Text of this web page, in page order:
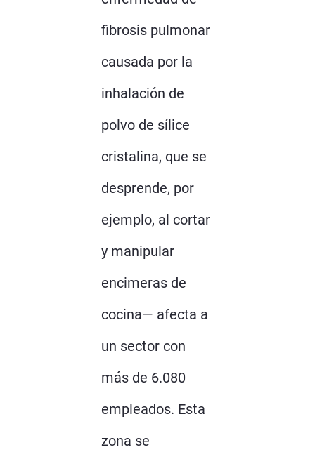
fibrosis pulmonar
causada por la
inhalación de
polvo de sílice
cristalina, que se
desprende, por
ejemplo, al cortar
y manipular
encimeras de
cocina— afecta a
un sector con
más de 6.080
empleados. Esta
zona se